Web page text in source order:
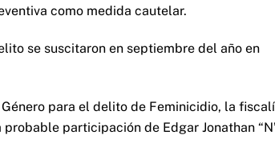
como medida cautelar.
se suscitaron en septiembre del año en
para el delito de Feminicidio, la
participación de Edgar Jonathan